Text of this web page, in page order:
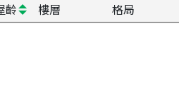
齡 樓層 格局